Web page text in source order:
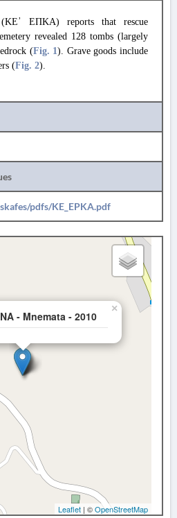
ΕΠΚΑ) reports that rescue
revealed 128 tombs (largely
(Fig. 1). Grave goods include
(Fig. 2).
pdfs/KE_EPKA.pdf
- Mnemata - 2010
×
Leaflet | ©OpenStreetMap